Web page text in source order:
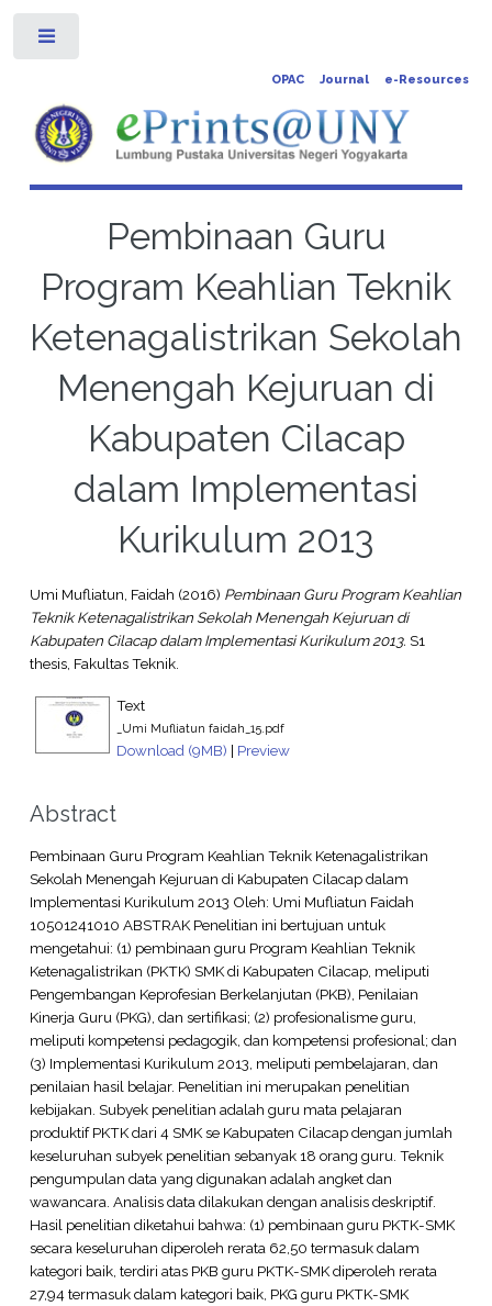
OPAC Journal e-Resources
Pembinaan Guru
Program Keahlian Teknik
Ketenagalistrikan Sekolah
Menengah Kejuruan di
Kabupaten Cilacap
dalam Implementasi
Kurikulum 2013
Umi Mufliatun, Faidah (2016) Pembinaan Guru Program Keahlian
Teknik Ketenagalistrikan Sekolah Menengah Kejuruan di
Kabupaten Cilacap dalam Implementasi Kurikulum 2013. S1
thesis, Fakultas Teknik.
Text
_Umi Mufliatun faidah_15.pdf
Download (9MB) | Preview
Abstract
Pembinaan Guru Program Keahlian Teknik Ketenagalistrikan
Sekolah Menengah Kejuruan di Kabupaten Cilacap dalam
Implementasi Kurikulum 2013 Oleh: Umi Mufliatun Faidah
10501241010 ABSTRAK Penelitian ini bertujuan untuk
mengetahui: (1) pembinaan guru Program Keahlian Teknik
Ketenagalistrikan (PKTK) SMK di Kabupaten Cilacap, meliputi
Pengembangan Keprofesian Berkelanjutan (PKB), Penilaian
Kinerja Guru (PKG), dan sertifikasi; (2) profesionalisme guru,
meliputi kompetensi pedagogik, dan kompetensi profesional; dan
(3) Implementasi Kurikulum 2013, meliputi pembelajaran, dan
penilaian hasil belajar. Penelitian ini merupakan penelitian
kebijakan. Subyek penelitian adalah guru mata pelajaran
produktif PKTK dari 4 SMK se Kabupaten Cilacap dengan jumlah
keseluruhan subyek penelitian sebanyak 18 orang guru. Teknik
pengumpulan data yang digunakan adalah angket dan
wawancara. Analisis data dilakukan dengan analisis deskriptif.
Hasil penelitian diketahui bahwa: (1) pembinaan guru PKTK-SMK
secara keseluruhan diperoleh rerata 62,50 termasuk dalam
kategori baik, terdiri atas PKB guru PKTK-SMK diperoleh rerata
27,94 termasuk dalam kategori baik, PKG guru PKTK-SMK